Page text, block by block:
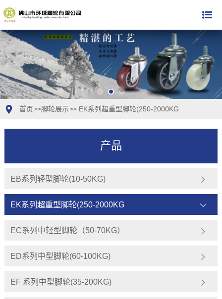
首页 >>脚轮展示 >>EK系列超重型脚轮(250-2000KG
产品
EB系列轻型脚轮(10-50KG)
EK系列超重型脚轮(250-2000KG
EC系列中轻型脚轮（50-70KG）
ED系列中型脚轮(60-100KG)
EF 系列中型脚轮(35-200KG)